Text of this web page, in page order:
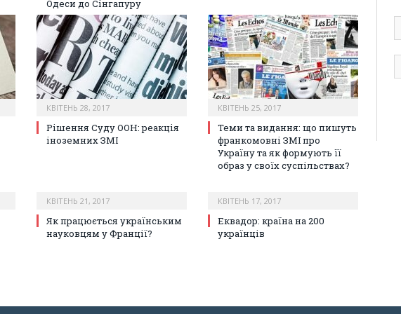
Одеси до Сінгапуру
КВІТЕНЬ 28, 2017
Рішення Суду ООН: реакція
іноземних ЗМІ
КВІТЕНЬ 25, 2017
Теми та видання: що пишуть
франкомовні ЗМІ про
Україну та як формують її
образ у своїх суспільствах?
КВІТЕНЬ 21, 2017
Як працюється українським
науковцям у Франції?
КВІТЕНЬ 17, 2017
Еквадор: країна на 200
українців